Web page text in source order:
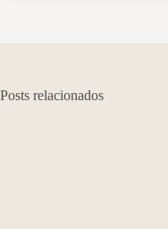
Posts relacionados